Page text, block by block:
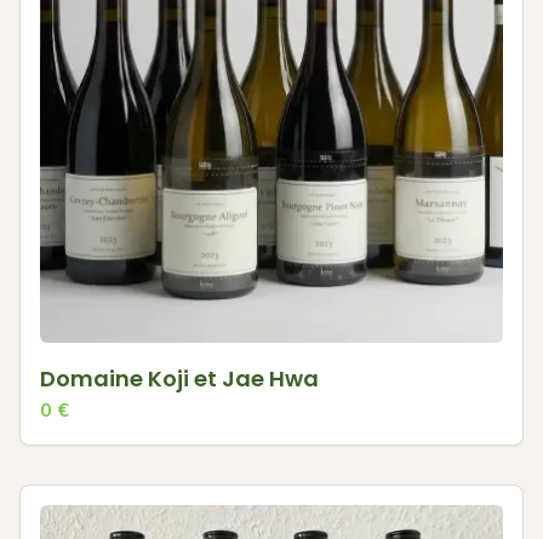
Domaine Koji et Jae Hwa
0 €